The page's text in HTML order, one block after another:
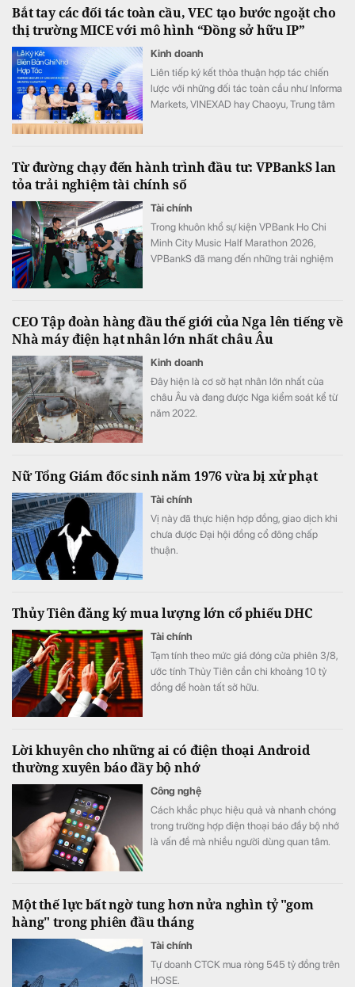
Bắt tay các đối tác toàn cầu, VEC tạo bước ngoặt cho
thị trường MICE với mô hình “Đồng sở hữu IP”
Kinh doanh
Liên tiếp ký kết thỏa thuận hợp tác chiến
lược với những đối tác toàn cầu như Informa
Markets, VINEXAD hay Chaoyu, Trung tâm
Từ đường chạy đến hành trình đầu tư: VPBankS lan
tỏa trải nghiệm tài chính số
Tài chính
Trong khuôn khổ sự kiện VPBank Ho Chi
Minh City Music Half Marathon 2026,
VPBankS đã mang đến những trải nghiệm
Invest.
CEO Tập đoàn hàng đầu thế giới của Nga lên tiếng về
Nhà máy điện hạt nhân lớn nhất châu Âu
Kinh doanh
Đây hiện là cơ sở hạt nhân lớn nhất của
châu Âu và đang được Nga kiểm soát kể từ
năm 2022.
Nữ Tổng Giám đốc sinh năm 1976 vừa bị xử phạt
Tài chính
Vị này đã thực hiện hợp đồng, giao dịch khi
chưa được Đại hội đồng cổ đông chấp
thuận.
Thủy Tiên đăng ký mua lượng lớn cổ phiếu DHC
Tài chính
Tạm tính theo mức giá đóng cửa phiên 3/8,
ước tính Thủy Tiên cần chi khoảng 10 tỷ
đồng để hoàn tất sở hữu.
Lời khuyên cho những ai có điện thoại Android
thường xuyên báo đầy bộ nhớ
Công nghệ
Cách khắc phục hiệu quả và nhanh chóng
trong trường hợp điện thoại báo đầy bộ nhớ
là vấn đề mà nhiều người dùng quan tâm.
Một thế lực bất ngờ tung hơn nửa nghìn tỷ "gom
hàng" trong phiên đầu tháng
Tài chính
Tự doanh CTCK mua ròng 545 tỷ đồng trên
HOSE.